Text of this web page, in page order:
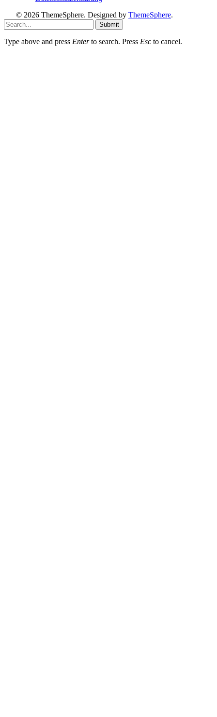
© 2026 ThemeSphere. Designed by ThemeSphere.
Submit
Type above and press Enterto search. Press Esc to cancel.